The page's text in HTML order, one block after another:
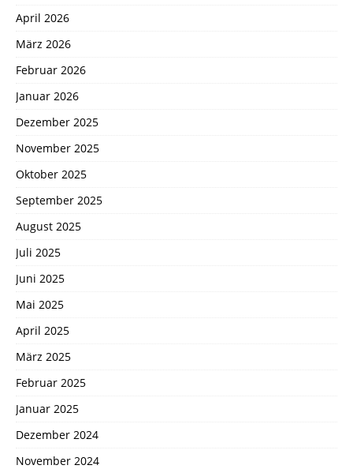
April 2026
März 2026
Februar 2026
Januar 2026
Dezember 2025
November 2025
Oktober 2025
September 2025
August 2025
Juli 2025
Juni 2025
Mai 2025
April 2025
März 2025
Februar 2025
Januar 2025
Dezember 2024
November 2024